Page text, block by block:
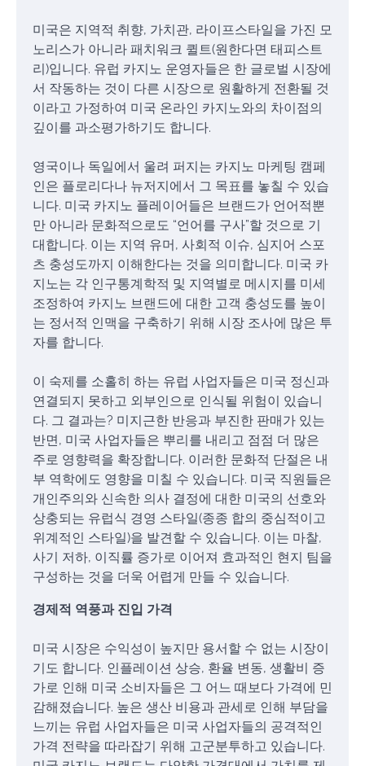
미국은 지역적 취향, 가치관, 라이프스타일을 가진 모
노리스가 아니라 패치워크 퀼트(원한다면 태피스트
리)입니다. 유럽 카지노 운영자들은 한 글로벌 시장에
서 작동하는 것이 다른 시장으로 원활하게 전환될 것
이라고 가정하여 미국 온라인 카지노와의 차이점의
깊이를 과소평가하기도 합니다.
영국이나 독일에서 울려 퍼지는 카지노 마케팅 캠페
인은 플로리다나 뉴저지에서 그 목표를 놓칠 수 있습
니다. 미국 카지노 플레이어들은 브랜드가 언어적뿐
만 아니라 문화적으로도 “언어를 구사”할 것으로 기
대합니다. 이는 지역 유머, 사회적 이슈, 심지어 스포
츠 충성도까지 이해한다는 것을 의미합니다. 미국 카
지노는 각 인구통계학적 및 지역별로 메시지를 미세
조정하여 카지노 브랜드에 대한 고객 충성도를 높이
는 정서적 인맥을 구축하기 위해 시장 조사에 많은 투
자를 합니다.
이 숙제를 소홀히 하는 유럽 사업자들은 미국 정신과
연결되지 못하고 외부인으로 인식될 위험이 있습니
다. 그 결과는? 미지근한 반응과 부진한 판매가 있는
반면, 미국 사업자들은 뿌리를 내리고 점점 더 많은
주로 영향력을 확장합니다. 이러한 문화적 단절은 내
부 역학에도 영향을 미칠 수 있습니다. 미국 직원들은
개인주의와 신속한 의사 결정에 대한 미국의 선호와
상충되는 유럽식 경영 스타일(종종 합의 중심적이고
위계적인 스타일)을 발견할 수 있습니다. 이는 마찰,
사기 저하, 이직률 증가로 이어져 효과적인 현지 팀을
구성하는 것을 더욱 어렵게 만들 수 있습니다.
경제적 역풍과 진입 가격
미국 시장은 수익성이 높지만 용서할 수 없는 시장이
기도 합니다. 인플레이션 상승, 환율 변동, 생활비 증
가로 인해 미국 소비자들은 그 어느 때보다 가격에 민
감해졌습니다. 높은 생산 비용과 관세로 인해 부담을
느끼는 유럽 사업자들은 미국 사업자들의 공격적인
가격 전략을 따라잡기 위해 고군분투하고 있습니다.